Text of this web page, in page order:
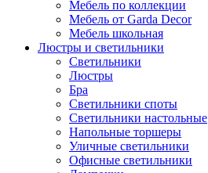
Мебель по коллекции
Мебель от Garda Decor
Мебель школьная
Люстры и светильники
Светильники
Люстры
Бра
Светильники споты
Светильники настольные
Напольные торшеры
Уличные светильники
Офисные светильники